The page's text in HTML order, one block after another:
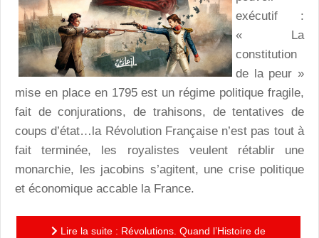
exécutif :
« La
constitution
de la peur »
mise en place en 1795 est un régime politique fragile,
fait de conjurations, de trahisons, de tentatives de
coups d’état…la Révolution Française n’est pas tout à
fait terminée, les royalistes veulent rétablir une
monarchie, les jacobins s’agitent, une crise politique
et économique accable la France.
Lire la suite : Révolutions. Quand l’Histoire de